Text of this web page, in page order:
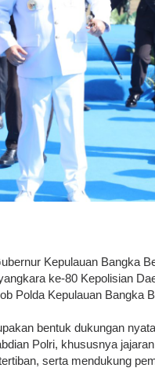
Kepulauan Bangka
ke-80 Kepolisian
Polda Kepulauan Bangka
bentuk dukungan
Polri, khususnya
serta mendukung